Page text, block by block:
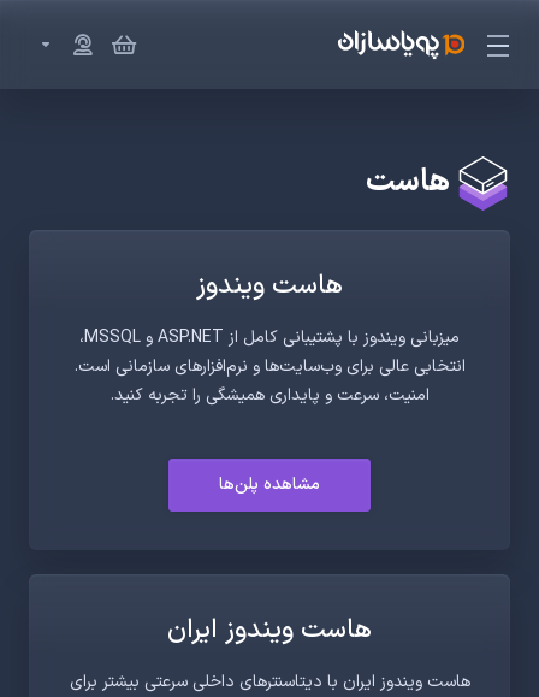
هاست
هاست ویندوز
میزبانی ویندوز با پشتیبانی کامل از ASP.NET و MSSQL،
انتخابی عالی برای وب‌سایت‌ها و نرم‌افزارهای سازمانی است.
امنیت، سرعت و پایداری همیشگی را تجربه کنید.
مشاهده پلن‌ها
هاست ویندوز ایران
هاست ویندوز ایران با دیتاسنترهای داخلی سرعتی بیشتر برای